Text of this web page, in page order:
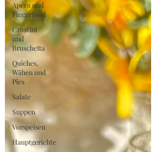
Apéro und
Fingerfood
Crostini
und
Bruschetta
Quiches,
Wähen und
Pies
Salate
Suppen
Vorspeisen
Hauptgerichte